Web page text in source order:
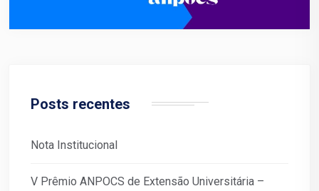
Posts recentes
Nota Institucional
V Prêmio ANPOCS de Extensão Universitária –